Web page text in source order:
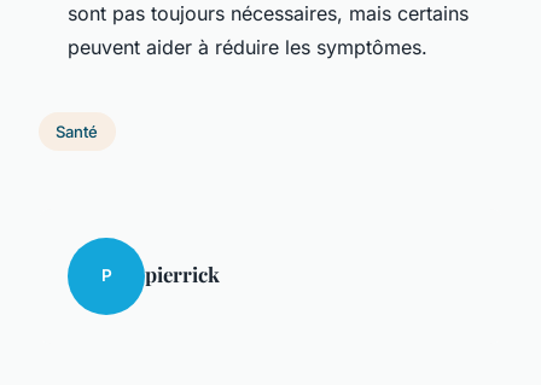
sont pas toujours nécessaires, mais certains
peuvent aider à réduire les symptômes.
Santé
P pierrick